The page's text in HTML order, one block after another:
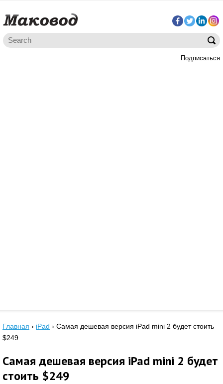
Подписаться
Главная › iPad › Самая дешевая версия iPad mini 2 будет стоить
$249
Самая дешевая версия iPad mini 2 будет
стоить $249